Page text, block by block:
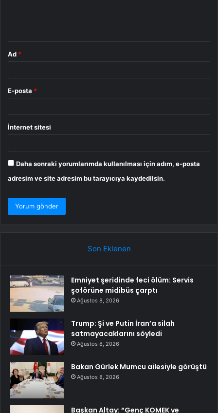
Ad *
E-posta *
İnternet sitesi
Daha sonraki yorumlarımda kullanılması için adım, e-posta
adresim ve site adresim bu tarayıcıya kaydedilsin.
Son Eklenen
Emniyet şeridinde feci ölüm: Servis
şoförüne midibüs çarptı
Ağustos 8, 2026
Trump: Şi ve Putin İran’a silah
satmayacaklarını söyledi
Ağustos 8, 2026
Bakan Gürlek Mumcu ailesiyle görüştü
Ağustos 8, 2026
Başkan Altay: “Genç KOMEK ve